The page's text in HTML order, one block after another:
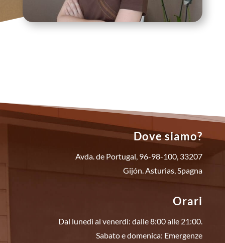
Dove siamo?
Avda. de Portugal, 96-98-100, 33207
Gijón. Asturias, Spagna
Orari
Dal lunedì al venerdì: dalle 8:00 alle 21:00.
Sabato e domenica: Emergenze